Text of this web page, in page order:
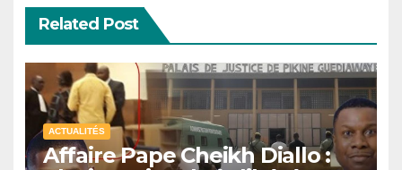
Related Post
ACTUALITÉS
Affaire Pape Cheikh Diallo :